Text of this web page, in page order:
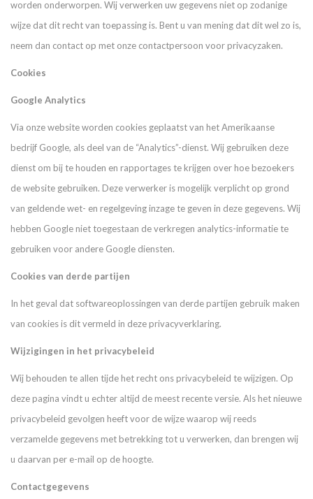
worden onderworpen. Wij verwerken uw gegevens niet op zodanige
wijze dat dit recht van toepassing is. Bent u van mening dat dit wel zo is,
neem dan contact op met onze contactpersoon voor privacyzaken.
Cookies
Google Analytics
Via onze website worden cookies geplaatst van het Amerikaanse
bedrijf Google, als deel van de “Analytics”-dienst. Wij gebruiken deze
dienst om bij te houden en rapportages te krijgen over hoe bezoekers
de website gebruiken. Deze verwerker is mogelijk verplicht op grond
van geldende wet- en regelgeving inzage te geven in deze gegevens. Wij
hebben Google niet toegestaan de verkregen analytics-informatie te
gebruiken voor andere Google diensten.
Cookies van derde partijen
In het geval dat softwareoplossingen van derde partijen gebruik maken
van cookies is dit vermeld in deze privacyverklaring.
Wijzigingen in het privacybeleid
Wij behouden te allen tijde het recht ons privacybeleid te wijzigen. Op
deze pagina vindt u echter altijd de meest recente versie. Als het nieuwe
privacybeleid gevolgen heeft voor de wijze waarop wij reeds
verzamelde gegevens met betrekking tot u verwerken, dan brengen wij
u daarvan per e-mail op de hoogte.
Contactgegevens